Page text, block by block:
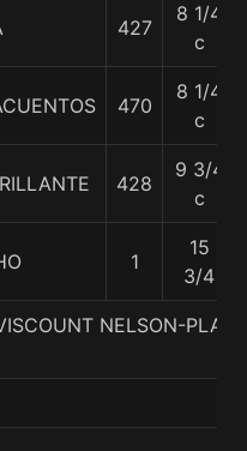
427
8 1/4
c
470
8 1/4
c
428
9 3/4
c
1
15
3/4
NELSON-